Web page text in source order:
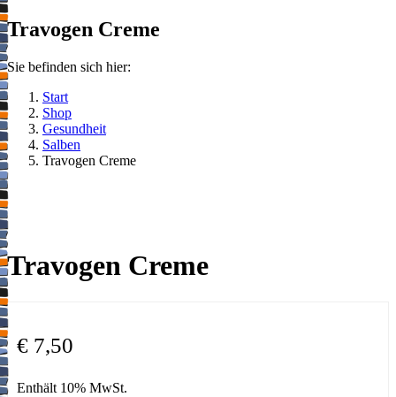
Travogen Creme
Sie befinden sich hier:
Start
Shop
Gesundheit
Salben
Travogen Creme
Travogen Creme
€ 7,50
Enthält 10% MwSt.